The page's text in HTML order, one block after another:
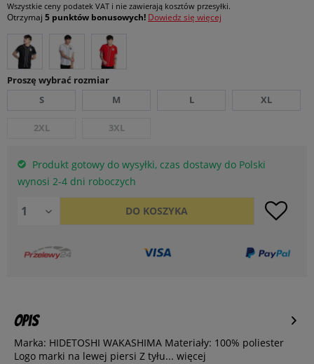
Wszystkie ceny podatek VAT i nie zawierają kosztów przesyłki.
Otrzymaj 5 punktów bonusowych! Dowiedz się więcej
Proszę wybrać rozmiar
S
M L XL
2XL 3XL
Produkt gotowy do wysyłki, czas dostawy do Polski
wynosi 2-4 dni roboczych
DO KOSZYKA
Opis
Marka: HIDETOSHI WAKASHIMA Materiały: 100% poliester
Logo marki na lewej piersi Z tyłu... więcej